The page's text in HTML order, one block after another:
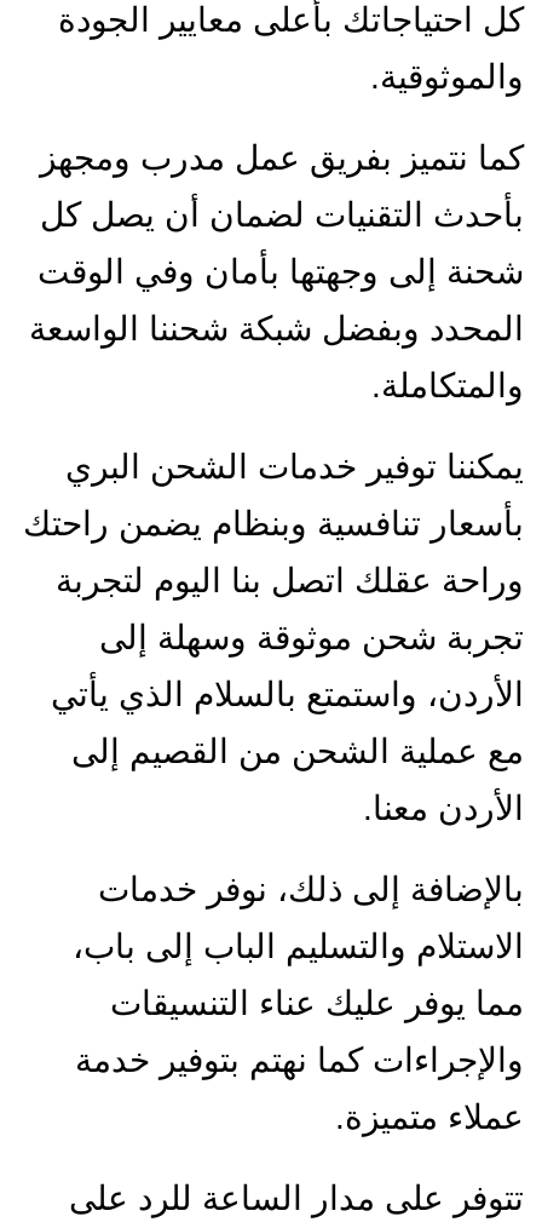
كل احتياجاتك بأعلى معايير الجودة
والموثوقية.
كما نتميز بفريق عمل مدرب ومجهز
بأحدث التقنيات لضمان أن يصل كل
شحنة إلى وجهتها بأمان وفي الوقت
المحدد وبفضل شبكة شحننا الواسعة
والمتكاملة.
يمكننا توفير خدمات الشحن البري
بأسعار تنافسية وبنظام يضمن راحتك
وراحة عقلك اتصل بنا اليوم لتجربة
تجربة شحن موثوقة وسهلة إلى
الأردن، واستمتع بالسلام الذي يأتي
مع عملية الشحن من القصيم إلى
الأردن معنا.
بالإضافة إلى ذلك، نوفر خدمات
الاستلام والتسليم الباب إلى باب،
مما يوفر عليك عناء التنسيقات
والإجراءات كما نهتم بتوفير خدمة
عملاء متميزة.
تتوفر على مدار الساعة للرد على